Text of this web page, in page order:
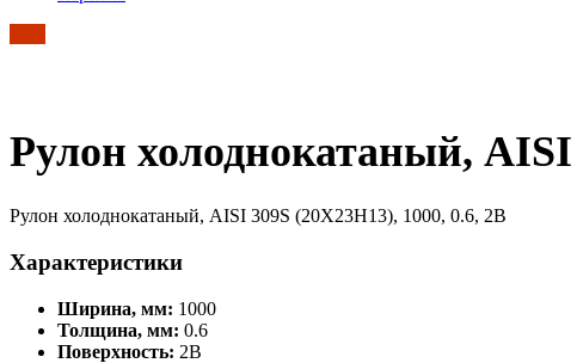
Рулон холоднокатаный,
Рулон холоднокатаный, AISI 309S (20Х23Н13), 1000, 0.6, 2B
Характеристики
Ширина, мм: 1000
Толщина, мм: 0.6
Поверхность: 2B